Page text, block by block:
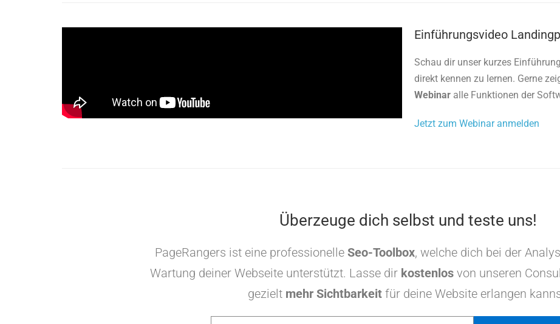
Einführungsvideo
Schau dir unser kurzes
direkt kennen zu lernen. Gerne
Webinar alle Funktionen der
Jetzt zum Webinar anmelden
Überzeuge dich selbst und teste uns!
PageRangers ist eine professionelle Seo-Toolbox, welche dich bei der
Wartung deiner Webseite unterstützt. Lasse dir kostenlos von unseren
gezielt mehr Sichtbarkeit für deine Website erlangen